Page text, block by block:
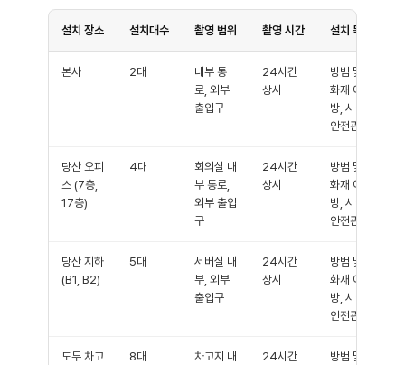
설치 장소 설치대수 촬영 범위 촬영 시간 설치 목적
본사 2대
내부 통
로, 외부
출입구
24시간
상시
방범 및
화재 예
방, 시설
안전관리
당산 오피
스 (7층,
17층)
4대
회의실 내
부 통로,
외부 출입
구
24시간
상시
방범 및
화재 예
방, 시설
안전관리
당산 지하
(B1, B2)
5대
서버실 내
부, 외부
출입구
24시간
상시
방범 및
화재 예
방, 시설
안전관리
도두 차고
8대
차고지 내
24시간
방범 및